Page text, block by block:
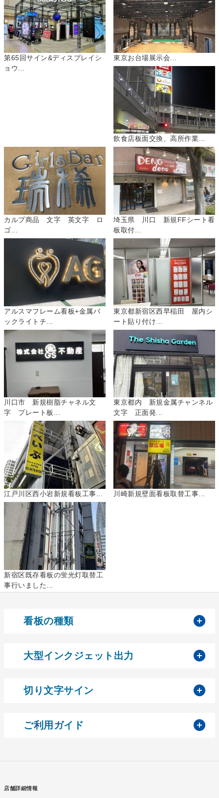
第65回サイン&ディスプレイシ
ョウ...
東京お台場展示会...
飲食店板面交換、高所作業...
カルプ商品 文字 英文字 ロ
ゴ...
埼玉県 川口 新規FFシート看
板取付...
アルスマフレーム看板+金属バ
ックライトチ...
東京都新宿区西早稲田 屋内シ
ート貼り付け...
川口市 新規樹脂チャネル文
字 プレート板...
東京都内 新規金属チャンネル
文字 正面発...
江戸川区西小岩新規看板工事... 川崎新規壁面看板取替工事...
新宿区既存看板の蛍光灯取替工
事行いました...
看板の種類
大型インクジェット出力
切り文字サイン
ご利用ガイド
店舗詳細情報